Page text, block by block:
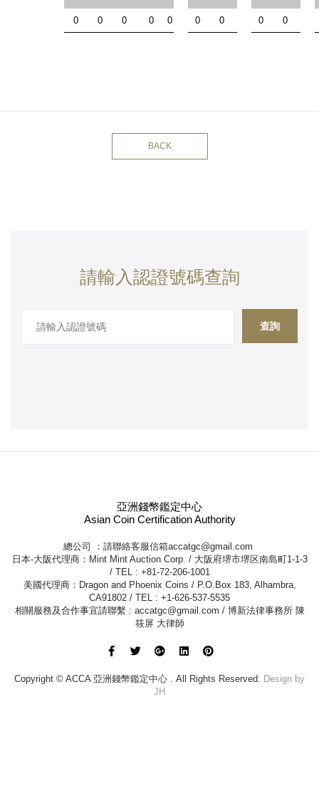
0 0 0 0 0 0 0 0 0
BACK
請輸入認證號碼查詢
查詢
亞洲錢幣鑑定中心
Asian Coin Certification Authority
總公司 ：請聯絡客服信箱accatgc@gmail.com
日本-大阪代理商：Mint Mint Auction Corp. / 大阪府堺市堺区南島町1-1-3
/ TEL : +81-72-206-1001
美國代理商：Dragon and Phoenix Coins / P.O.Box 183, Alhambra,
CA91802 / TEL : +1-626-537-5535
相關服務及合作事宜請聯繫 : accatgc@gmail.com / 博新法律事務所 陳
筱屏 大律師
Copyright © ACCA 亞洲錢幣鑑定中心 . All Rights Reserved. Design by
JH